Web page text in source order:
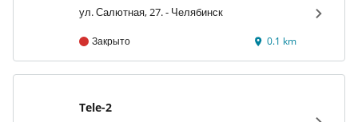
ул. Салютная, 27. - Челябинск
Закрыто 0.1 km
Tele-2